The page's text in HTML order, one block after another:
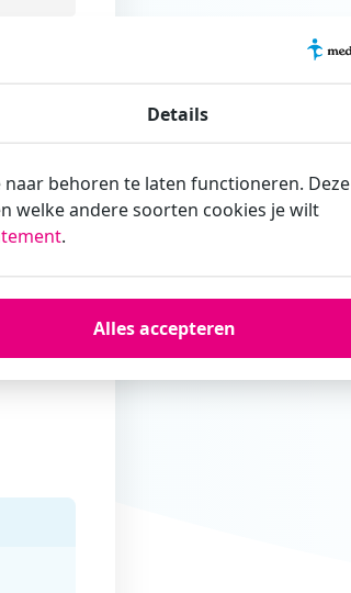
Details
behoren te laten functioneren. Deze
welke andere soorten cookies je wilt
.
Alles accepteren